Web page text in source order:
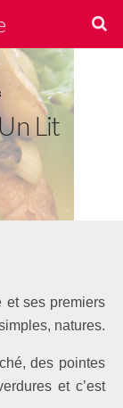
Lit
et ses premiers
natures.
des pointes
et c’est